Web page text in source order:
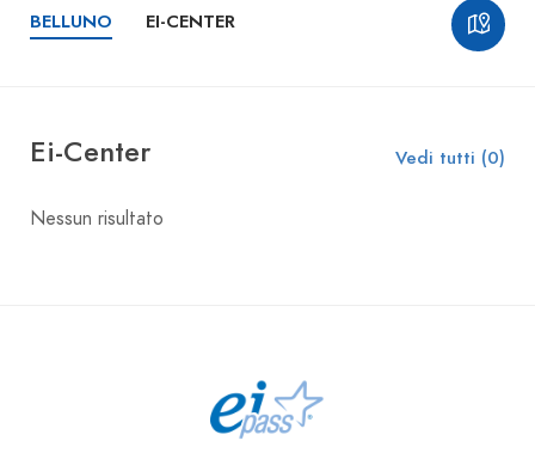
BELLUNO EI-CENTER
Ei-Center Vedi tutti (0)
Nessun risultato